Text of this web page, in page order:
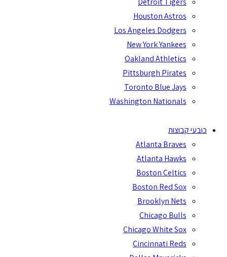
Houston
Los Angeles
New York
Oakland
Pittsburgh
Toronto Blue
Washington
Atlanta
Atlanta
Boston
Boston Red
Brooklyn
Chicago
Chicago White
Cincinnati